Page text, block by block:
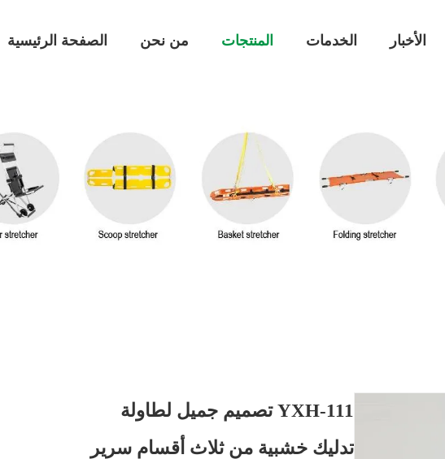
الصفحة الرئيسية من نحن المنتجات الخدمات الأخبار
YXH-111 تصميم جميل لطاولة
تدليك خشبية من ثلاث أقسام سرير